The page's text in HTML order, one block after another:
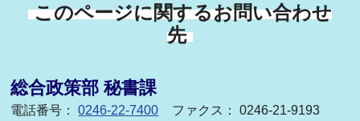
このページに関するお問い合わせ
先
総合政策部 秘書課
電話番号：0246-22-7400 ファクス： 0246-21-9193